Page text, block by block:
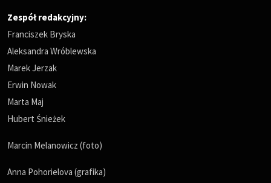
Zespół redakcyjny:
Franciszek Bryska
Aleksandra Wróblewska
Marek Jerzak
Erwin Nowak
Marta Maj
Hubert Śnieżek
Marcin Melanowicz (foto)
Anna Pohorielova (grafika)